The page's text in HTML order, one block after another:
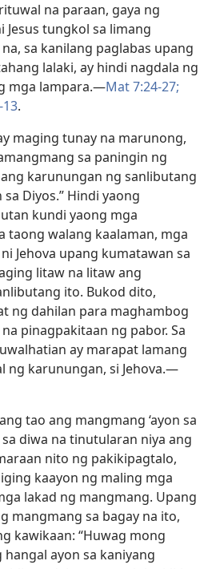
na paraan, gaya ng
tungkol sa limang
sa kanilang paglabas upang
lalaki, ay hindi nagdala ng
mga lampara.​—Mat 7:24-27;
13.
maging tunay na marunong,
sa paningin ng
karunungan ng sanlibutang
Diyos.” Hindi yaong
kundi yaong mga
taong walang kaalaman, mga
Jehova upang kumatawan sa
litaw na litaw ang
ito. Bukod dito,
ng dahilan para maghambog
pinagpakitaan ng pabor. Sa
ay marapat lamang
ng karunungan, si Jehova.​—
tao ang mangmang ‘ayon sa
diwa na tinutularan niya ang
nito ng pakikipagtalo,
kaayon ng maling mga
lakad ng mangmang. Upang
mangmang sa bagay na ito,
kawikaan: “Huwag mong
ayon sa kaniyang